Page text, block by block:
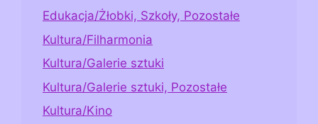
Edukacja/Żłobki, Szkoły, Pozostałe
Kultura/Filharmonia
Kultura/Galerie sztuki
Kultura/Galerie sztuki, Pozostałe
Kultura/Kino